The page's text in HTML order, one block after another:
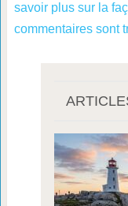
savoir plus sur la
commentaires sont